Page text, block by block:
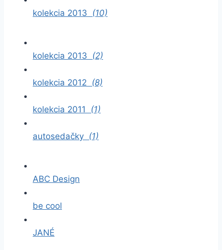
kolekcia 2013 (10)
kolekcia 2013 (2)
kolekcia 2012 (8)
kolekcia 2011 (1)
autosedačky (1)
ABC Design
be cool
JANÉ